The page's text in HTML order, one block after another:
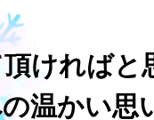
ければと
温かい思